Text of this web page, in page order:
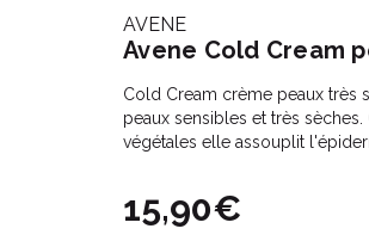
AVENE
Avene Cold Cream
Cold Cream crème peaux très
peaux sensibles et très
végétales elle assouplit
15,90€